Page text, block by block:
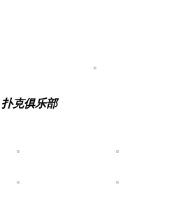
扑克俱乐部